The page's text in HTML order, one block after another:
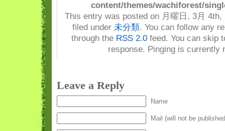
content/themes/wachiforest/
This entry was posted on 月曜日, 3月 4th,
filed under 未分類. You can follow any
through the RSS 2.0 feed. You can skip
response. Pinging is currently
Leave a Reply
Name
Mail (will not be